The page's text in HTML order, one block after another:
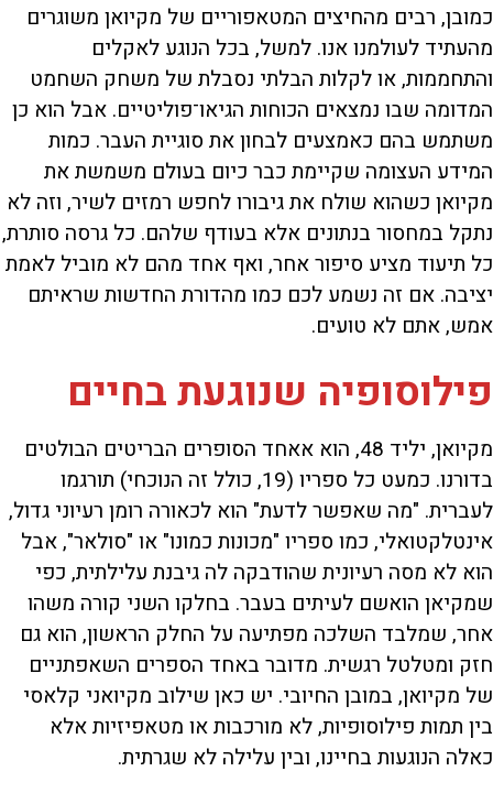
כמובן, רבים מהחיצים המטאפוריים של מקיואן משוגרים
מהעתיד לעולמנו אנו. למשל, בכל הנוגע לאקלים
והתחממות, או לקלות הבלתי נסבלת של משחק השחמט
המדומה שבו נמצאים הכוחות הגיאו־פוליטיים. אבל הוא כן
משתמש בהם כאמצעים לבחון את סוגיית העבר. כמות
המידע העצומה שקיימת כבר כיום בעולם משמשת את
מקיואן כשהוא שולח את גיבורו לחפש רמזים לשיר, וזה לא
נתקל במחסור בנתונים אלא בעודף שלהם. כל גרסה סותרת,
כל תיעוד מציע סיפור אחר, ואף אחד מהם לא מוביל לאמת
יציבה. אם זה נשמע לכם כמו מהדורת החדשות שראיתם
אמש, אתם לא טועים.
פילוסופיה שנוגעת בחיים
מקיואן, יליד 48, הוא אאחד הסופרים הבריטים הבולטים
בדורנו. כמעט כל ספריו (19, כולל זה הנוכחי) תורגמו
לעברית. "מה שאפשר לדעת" הוא לכאורה רומן רעיוני גדול,
אינטלקטואלי, כמו ספריו "מכונות כמונו" או "סולאר", אבל
הוא לא מסה רעיונית שהודבקה לה גיבנת עלילתית, כפי
שמקיאן הואשם לעיתים בעבר. בחלקו השני קורה משהו
אחר, שמלבד השלכה מפתיעה על החלק הראשון, הוא גם
חזק ומטלטל רגשית. מדובר באחד הספרים השאפתניים
של מקיואן, במובן החיובי. יש כאן שילוב מקיואני קלאסי
בין תמות פילוסופיות, לא מורכבות או מטאפיזיות אלא
כאלה הנוגעות בחיינו, ובין עלילה לא שגרתית.